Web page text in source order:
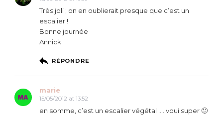
Très joli ; on en oublierait presque que c’est un
escalier !
Bonne journée
Annick
RÉPONDRE
marie
15/05/2012 at 13:52
en somme, c’est un escalier végétal …. voui super 🙂